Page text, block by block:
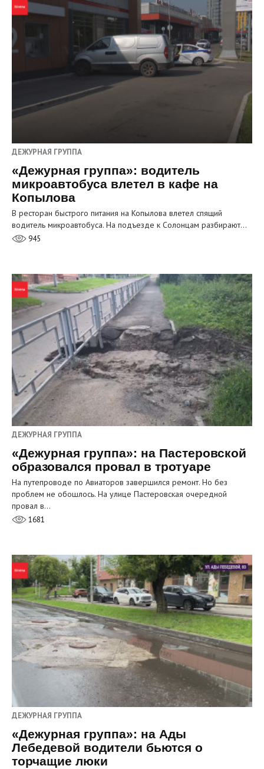
ДЕЖУРНАЯ ГРУППА
«Дежурная группа»: водитель
микроавтобуса влетел в кафе на
Копылова
В ресторан быстрого питания на Копылова влетел спящий
водитель микроавтобуса. На подъезде к Солонцам разбирают…
945
ДЕЖУРНАЯ ГРУППА
«Дежурная группа»: на Пастеровской
образовался провал в тротуаре
На путепроводе по Авиаторов завершился ремонт. Но без
проблем не обошлось. На улице Пастеровская очередной
провал в…
1681
ДЕЖУРНАЯ ГРУППА
«Дежурная группа»: на Ады
Лебедевой водители бьются о
торчащие люки